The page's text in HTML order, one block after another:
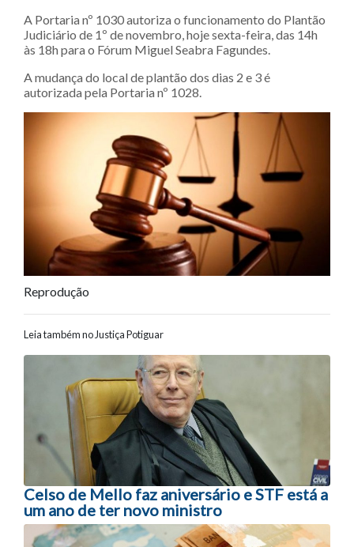
A Portaria nº 1030 autoriza o funcionamento do Plantão
Judiciário de 1º de novembro, hoje sexta-feira, das 14h
às 18h para o Fórum Miguel Seabra Fagundes.
A mudança do local de plantão dos dias 2 e 3 é
autorizada pela Portaria nº 1028.
Reprodução
Leia também no Justiça Potiguar
Navegação entre posts
Celso de Mello faz aniversário e STF está a
um ano de ter novo ministro